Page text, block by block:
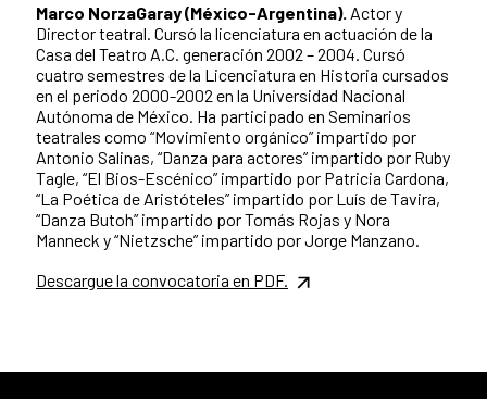
Marco NorzaGaray (México-Argentina). Actor y
Director teatral. Cursó la licenciatura en actuación de la
Casa del Teatro A.C. generación 2002 – 2004. Cursó
cuatro semestres de la Licenciatura en Historia cursados
en el periodo 2000-2002 en la Universidad Nacional
Autónoma de México. Ha participado en Seminarios
teatrales como “Movimiento orgánico” impartido por
Antonio Salinas, “Danza para actores” impartido por Ruby
Tagle, “El Bios-Escénico” impartido por Patricia Cardona,
“La Poética de Aristóteles” impartido por Luís de Tavira,
“Danza Butoh” impartido por Tomás Rojas y Nora
Manneck y “Nietzsche” impartido por Jorge Manzano.
Descargue la convocatoria en PDF.